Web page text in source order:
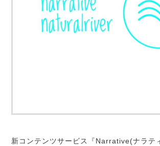
新コンテンツサービス『Narrative(ナラテ